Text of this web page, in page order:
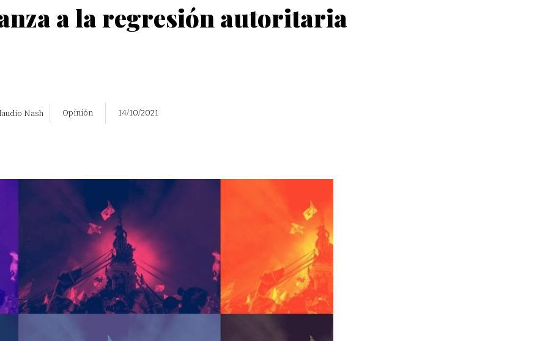
a la regresión autoritaria
Nash Opinión 14/10/2021